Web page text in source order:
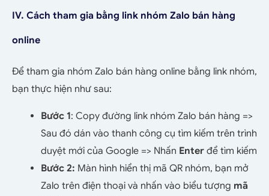
IV. Cách tham gia bằng link nhóm Zalo bán hàng
online
Để tham gia nhóm Zalo bán hàng online bằng link nhóm,
bạn thực hiện như sau:
Bước 1: Copy đường link nhóm Zalo bán hàng =>
Sau đó dán vào thanh công cụ tìm kiếm trên trình
duyệt mới của Google => Nhấn Enter để tìm kiếm
Bước 2: Màn hình hiển thị mã QR nhóm, bạn mở
Zalo trên điện thoại và nhấn vào biểu tượng mã